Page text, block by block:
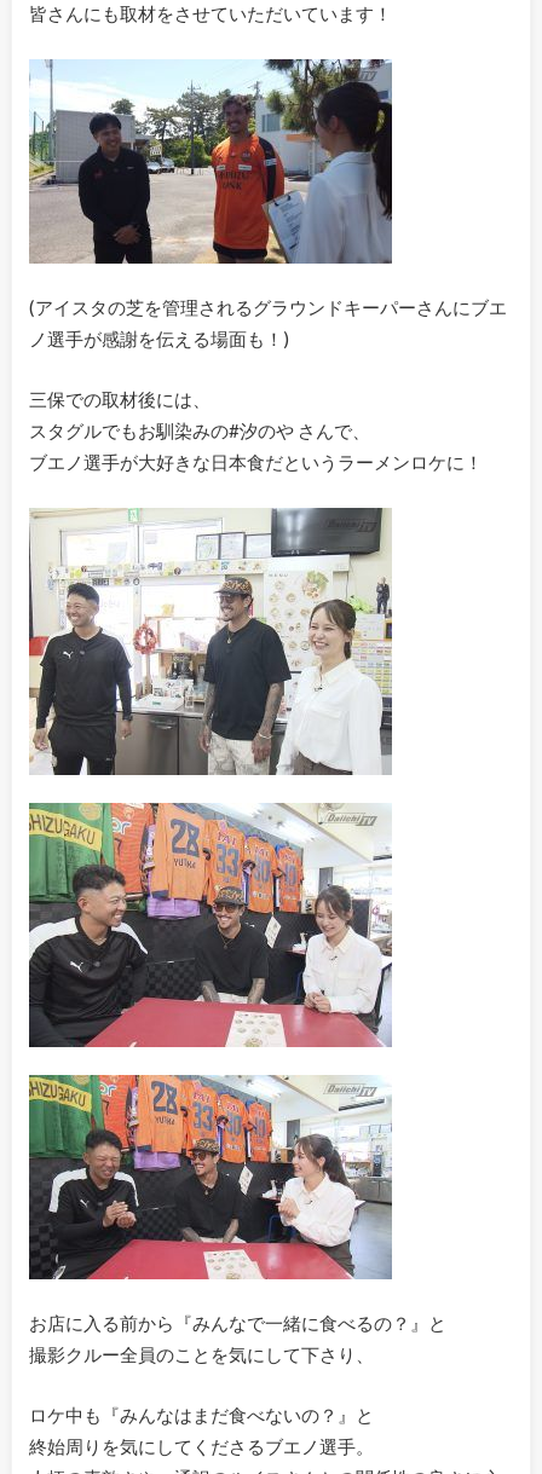
皆さんにも取材をさせていただいています！‬‪
(アイスタの芝を管理されるグラウンドキーパーさんにブエ
ノ選手が感謝を伝える場面も！)
三保での取材後には、
スタグルでもお馴染みの#汐のや さんで、
ブエノ選手が大好きな日本食だというラーメンロケに！
お店に入る前から『みんなで一緒に食べるの？』と
撮影クルー全員のことを気にして下さり、
ロケ中も『みんなはまだ食べないの？』と
終始周りを気にしてくださるブエノ選手。